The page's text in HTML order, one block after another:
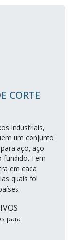
CORTE
industriais,
um conjunto
aço, aço
fundido. Tem
em cada
quais foi
para